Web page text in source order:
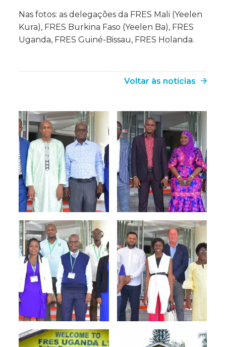
Nas fotos: as delegações da FRES Mali (Yeelen
Kura), FRES Burkina Faso (Yeelen Ba), FRES
Uganda, FRES Guiné-Bissau, FRES Holanda.
Voltar às notícias